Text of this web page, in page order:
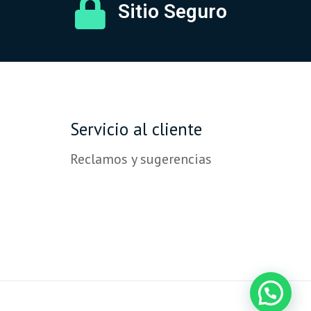
Sitio Seguro
Servicio al cliente
Reclamos y sugerencias